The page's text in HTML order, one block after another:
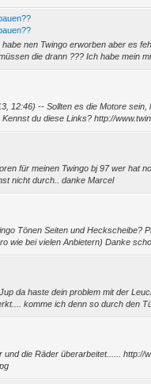
nen Twingo erworben aber es
die drann ??? Ich habe mein
12:46) -- Sollten es die Motore sein,
du diese Links? http://
für meinen Twingo bj 97 wer hat
nicht durch.. danke Marcel
Tönen Seiten und Heckscheibe?
wie bei vielen Anbietern) Danke
da haste dein problem mit der
komme ich denn so durch den
und die Räder überarbeitet...... http://